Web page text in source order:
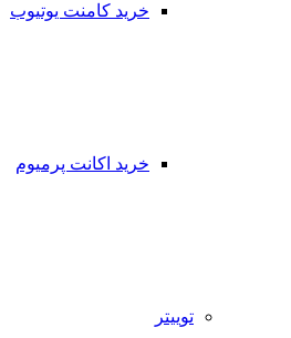
خرید کامنت یوتیوب
خرید اکانت پرمیوم
توییتر